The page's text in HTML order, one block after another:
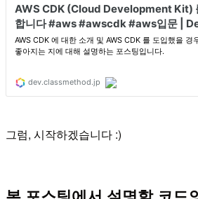
그럼, 시작하겠습니다 :)